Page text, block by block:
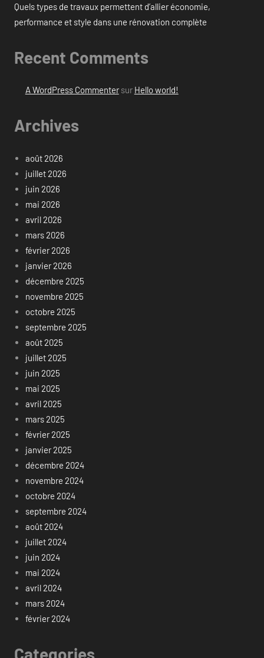
Quels types de travaux permettent d’allier économie,
performance et style dans une rénovation complète
Recent Comments
A WordPress Commentersur Hello world!
Archives
août 2026
juillet 2026
juin 2026
mai 2026
avril 2026
mars 2026
février 2026
janvier 2026
décembre 2025
novembre 2025
octobre 2025
septembre 2025
août 2025
juillet 2025
juin 2025
mai 2025
avril 2025
mars 2025
février 2025
janvier 2025
décembre 2024
novembre 2024
octobre 2024
septembre 2024
août 2024
juillet 2024
juin 2024
mai 2024
avril 2024
mars 2024
février 2024
Categories